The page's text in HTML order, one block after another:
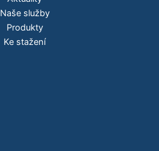
Naše služby
Produkty
Ke stažení